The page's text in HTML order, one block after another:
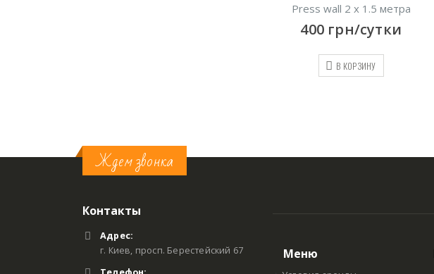
Press wall 2 х 1.5 метра
400 грн/сутки
В КОРЗИНУ
Ждем звонка
Контакты
Адрес:
г. Киев, просп. Берестейский 67
Меню